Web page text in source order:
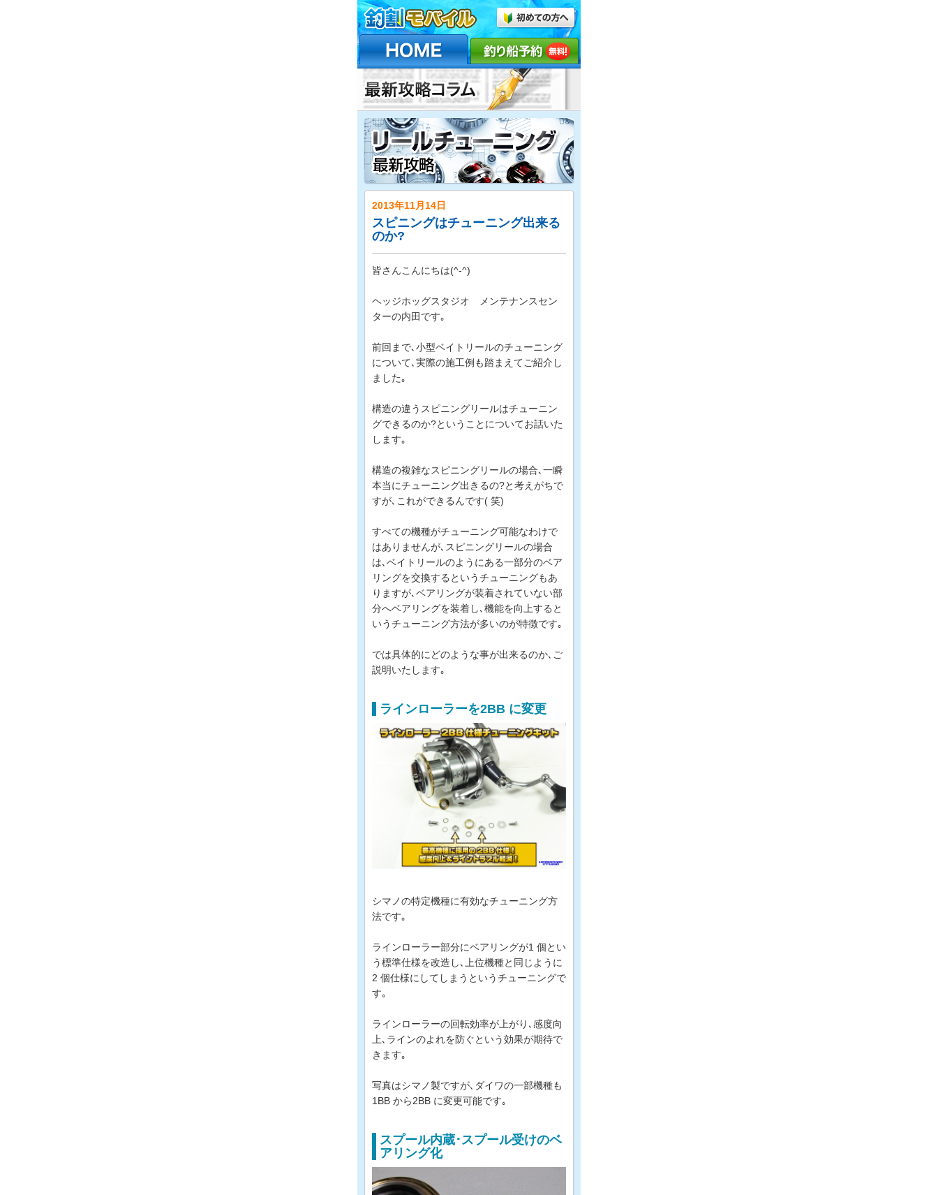
2013年11月14日
スピニングはチューニング出来る
のか?
皆さんこんにちは(^-^)
ヘッジホッグスタジオ メンテナンスセン
ターの内田です｡
前回まで､小型ベイトリールのチューニング
について､実際の施工例も踏まえてご紹介し
ました｡
構造の違うスピニングリールはチューニン
グできるのか?ということについてお話いた
します｡
構造の複雑なスピニングリールの場合､一瞬
本当にチューニング出きるの?と考えがちで
すが､これができるんです( 笑)
すべての機種がチューニング可能なわけで
はありませんが､スピニングリールの場合
は､ベイトリールのようにある一部分のベア
リングを交換するというチューニングもあ
りますが､ベアリングが装着されていない部
分へベアリングを装着し､機能を向上すると
いうチューニング方法が多いのが特徴です｡
では具体的にどのような事が出来るのか､ご
説明いたします｡
ラインローラーを2BB に変更
シマノの特定機種に有効なチューニング方
法です｡
ラインローラー部分にベアリングが1 個とい
う標準仕様を改造し､上位機種と同じように
2 個仕様にしてしまうというチューニングで
す｡
ラインローラーの回転効率が上がり､感度向
上､ラインのよれを防ぐという効果が期待で
きます｡
写真はシマノ製ですが､ダイワの一部機種も
1BB から2BB に変更可能です｡
スプール内蔵･スプール受けのベ
アリング化